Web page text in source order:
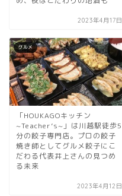
2023年4月17日
グルメ
「HOUKAGOキッチン
~Teacher’s~」は川越駅徒歩5
分の餃子専門店。プロの餃子
焼き師としてグルメ餃子にこ
だわる代表井上さんの見つめ
る未来
2023年4月12日